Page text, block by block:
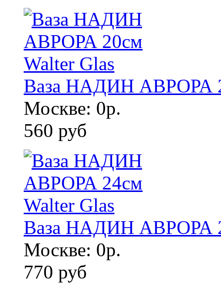
Ваза НАДИН АВРОРА
Москве: 0р.
560 руб
Ваза НАДИН АВРОРА
Москве: 0р.
770 руб